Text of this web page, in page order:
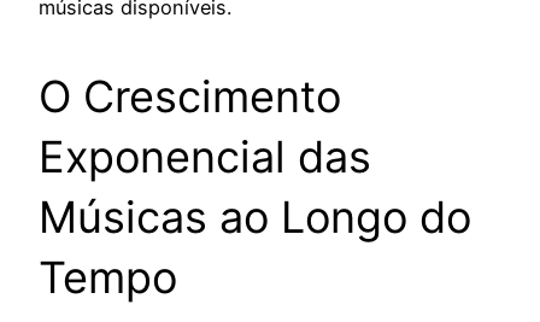
músicas disponíveis.
O Crescimento
Exponencial das
Músicas ao Longo do
Tempo